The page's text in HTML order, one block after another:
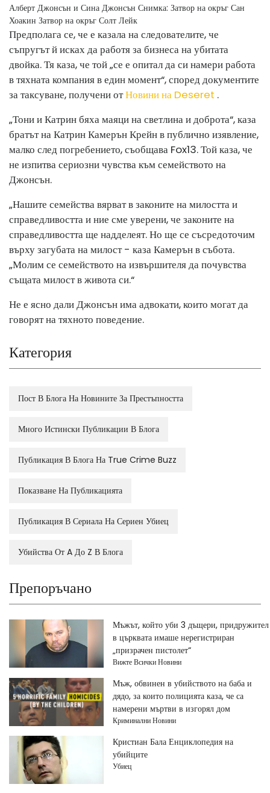
Алберт Джонсън и Сина Джонсън Снимка: Затвор на окръг Сан
Хоакин Затвор на окръг Солт Лейк
Предполага се, че е казала на следователите, че
съпругът йисках да работяза бизнеса на убитата
двойка. Тя каза, че той „се е опитал да си намери работа
в тяхната компания в един момент“, според документите
за таксуване, получени отНовини на Deseret .
„Тони и Катрин бяха маяци на светлина и доброта“, каза
братът на Катрин Камерън Крейн в публично изявление,
малко след погребението, съобщава Fox13. Той каза, че
не изпитва сериозни чувства към семейството на
Джонсън.
„Нашите семейства вярват в законите на милостта и
справедливостта и ние сме уверени, че законите на
справедливостта ще надделеят. Но ще се съсредоточим
върху загубата на милост - каза Камерън в събота.
„Молим се семейството на извършителя да почувства
същата милост в живота си.“
Не е ясно дали Джонсън има адвокати, които могат да
говорят на тяхното поведение.
Категория
Пост В Блога На Новините За Престъпността
Много Истински Публикации В Блога
Публикация В Блога На True Crime Buzz
Показване На Публикацията
Публикация В Сериала На Сериен Убиец
Убийства От A До Z В Блога
Препоръчано
Мъжът, който уби 3 дъщери, придружител
в църквата имаше нерегистриран
„призрачен пистолет“
Вижте Всички Новини
Мъж, обвинен в убийството на баба и
дядо, за които полицията каза, че са
намерени мъртви в изгорял дом
Криминални Новини
Кристиан Бала Енциклопедия на
убийците
Убиец